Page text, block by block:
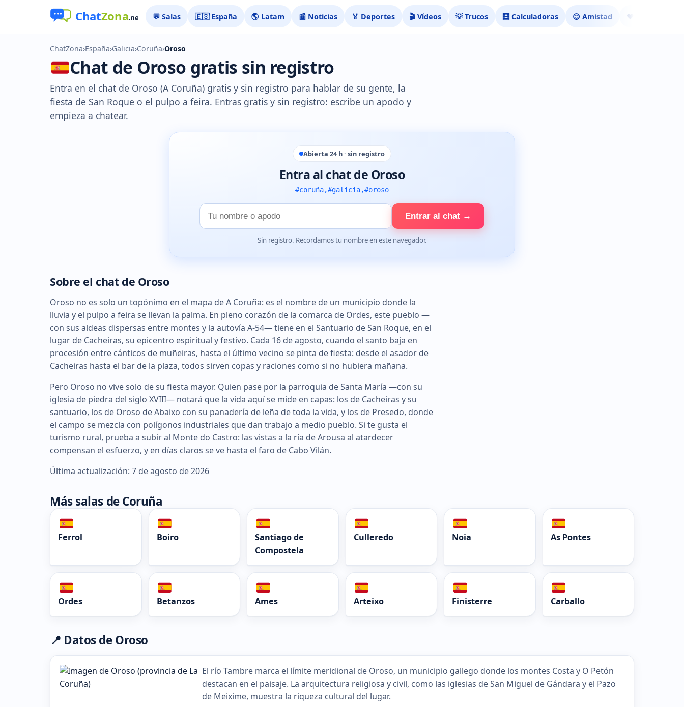
💬 Salas 🇪🇸 España 🌎 Latam 📰 Noticias 🏅 Deportes 🎬 Vídeos 💡 Trucos 🧮 Calculadoras 😊 Amistad ❤️ Ligar
ChatZona›España›Galicia›Coruña›Oroso
Chat de Oroso gratis sin registro
Entra en el chat de Oroso (A Coruña) gratis y sin registro para hablar de su gente, la
fiesta de San Roque o el pulpo a feira. Entras gratis y sin registro: escribe un apodo y
empieza a chatear.
Abierta 24 h · sin registro
Entra al chat de Oroso
#coruña,#galicia,#oroso
Tu
nombre
Entrar al chat →
Sin registro. Recordamos tu nombre en este navegador.
Sobre el chat de Oroso
Oroso no es solo un topónimo en el mapa de A Coruña: es el nombre de un municipio donde la
lluvia y el pulpo a feira se llevan la palma. En pleno corazón de la comarca de Ordes, este pueblo —
con sus aldeas dispersas entre montes y la autovía A-54— tiene en el Santuario de San Roque, en el
lugar de Cacheiras, su epicentro espiritual y festivo. Cada 16 de agosto, cuando el santo baja en
procesión entre cánticos de muñeiras, hasta el último vecino se pinta de fiesta: desde el asador de
Cacheiras hasta el bar de la plaza, todos sirven copas y raciones como si no hubiera mañana.
Pero Oroso no vive solo de su fiesta mayor. Quien pase por la parroquia de Santa María —con su
iglesia de piedra del siglo XVIII— notará que la vida aquí se mide en capas: los de Cacheiras y su
santuario, los de Oroso de Abaixo con su panadería de leña de toda la vida, y los de Presedo, donde
el campo se mezcla con polígonos industriales que dan trabajo a medio pueblo. Si te gusta el
turismo rural, prueba a subir al Monte do Castro: las vistas a la ría de Arousa al atardecer
compensan el esfuerzo, y en días claros se ve hasta el faro de Cabo Vilán.
Última actualización: 7 de agosto de 2026
Más salas de Coruña
Ferrol Boiro
Santiago de
Compostela
Culleredo Noia As Pontes
Ordes Betanzos Ames Arteixo Finisterre Carballo
📍 Datos de Oroso
El río Tambre marca el límite meridional de Oroso, un municipio gallego donde los montes Costa y O Petón
destacan en el paisaje. La arquitectura religiosa y civil, como las iglesias de San Miguel de Gándara y el Pazo
de Meixime, muestra la riqueza cultural del lugar.